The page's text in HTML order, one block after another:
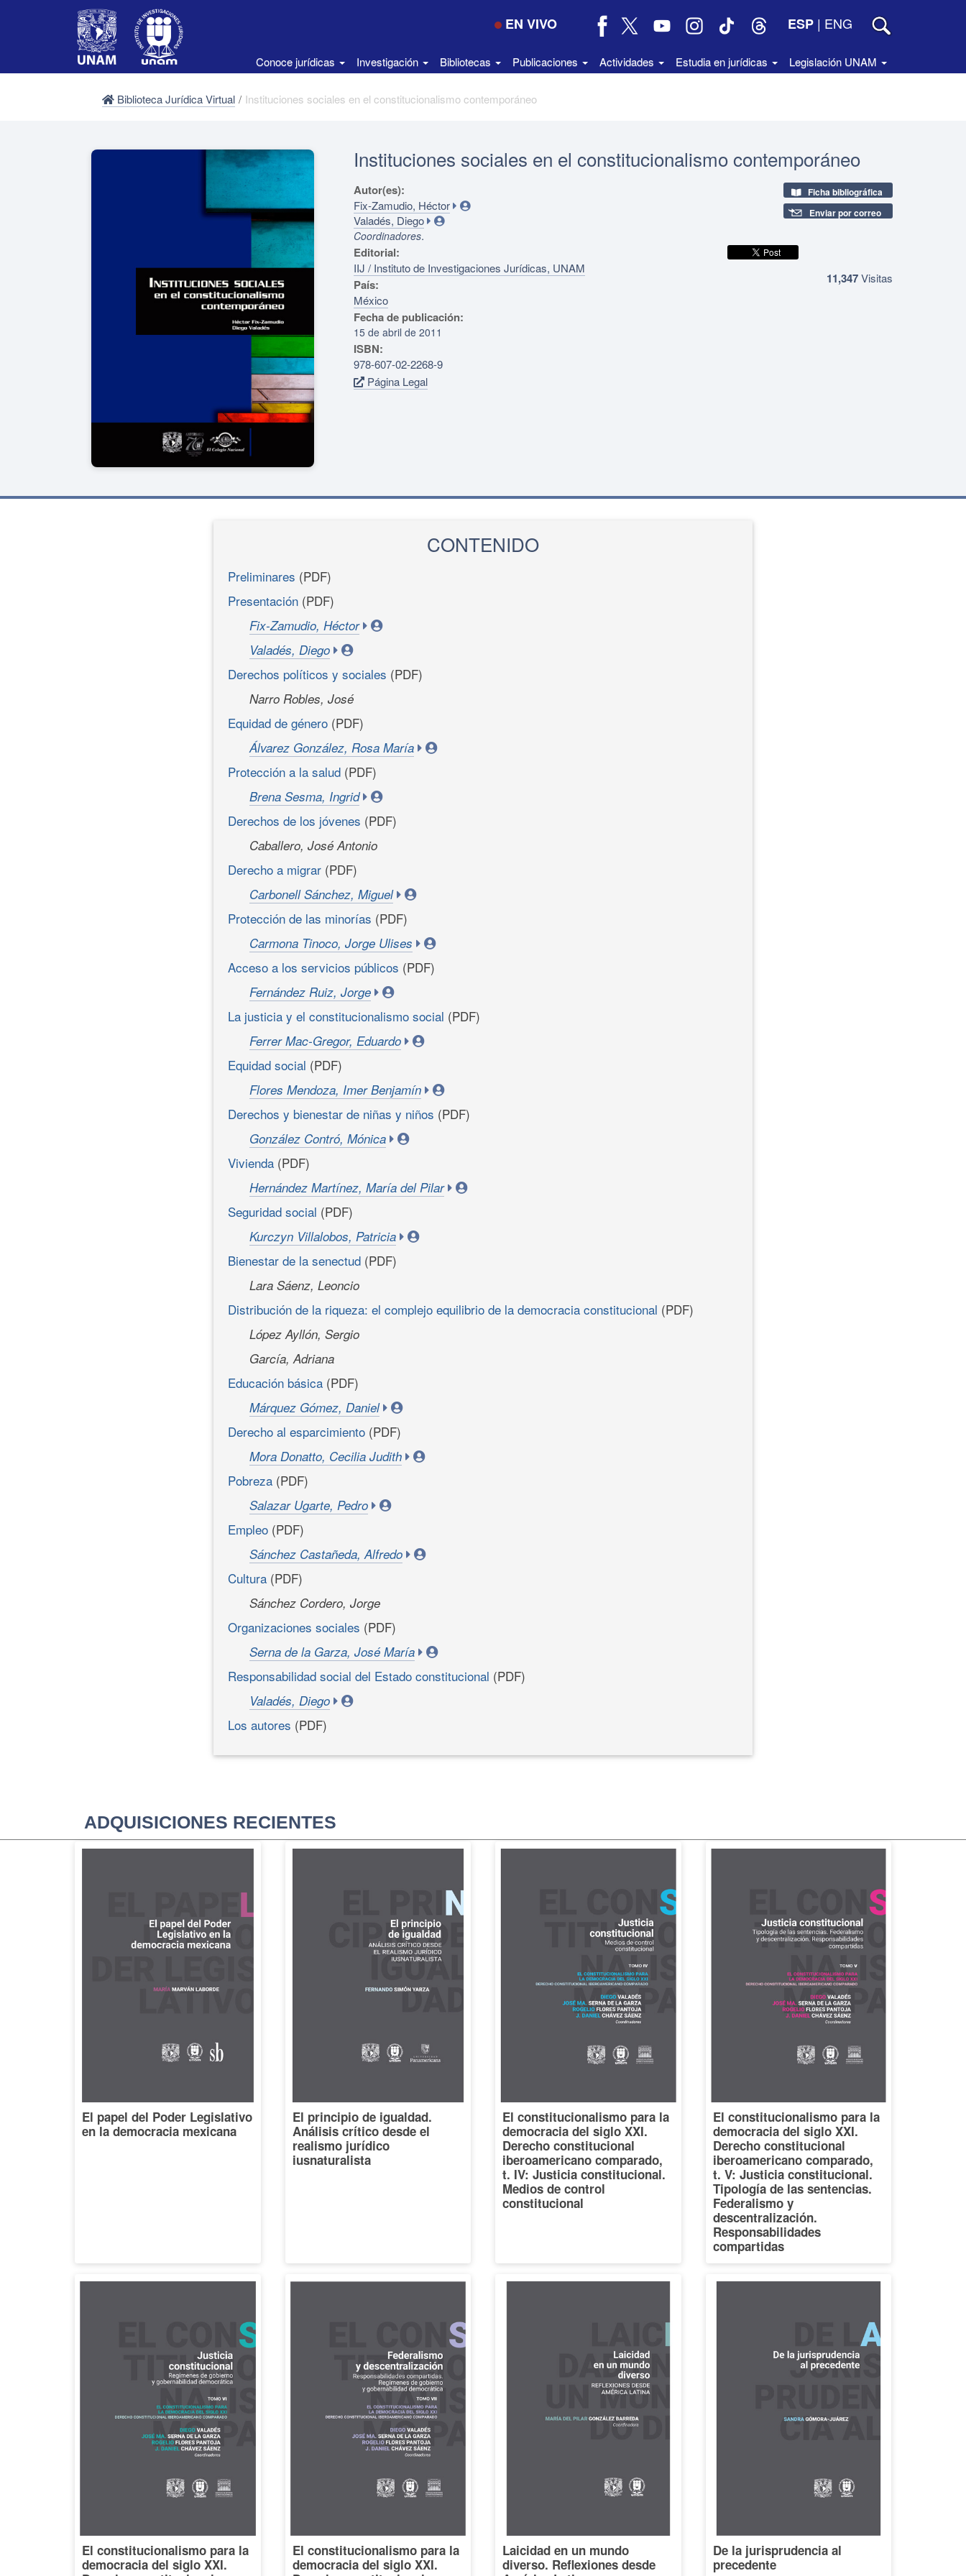
EN VIVO ESP | ENG
Conoce jurídicas Investigación Bibliotecas Publicaciones Actividades Estudia en jurídicas Legislación UNAM
Biblioteca Jurídica Virtual / Instituciones sociales en el constitucionalismo contemporáneo
Instituciones sociales en el constitucionalismo contemporáneo
Autor(es):
Fix-Zamudio, Héctor
Valadés, Diego
Coordinadores.
Editorial:
IIJ / Instituto de Investigaciones Jurídicas, UNAM
País:
México
Fecha de publicación:
15 de abril de 2011
ISBN:
978-607-02-2268-9
Página Legal
Ficha bibliográfica
Enviar por correo
11,347Visitas
CONTENIDO
Preliminares (PDF)
Presentación (PDF)
Fix-Zamudio, Héctor
Valadés, Diego
Derechos políticos y sociales (PDF)
Narro Robles, José
Equidad de género (PDF)
Álvarez González, Rosa María
Protección a la salud (PDF)
Brena Sesma, Ingrid
Derechos de los jóvenes (PDF)
Caballero, José Antonio
Derecho a migrar (PDF)
Carbonell Sánchez, Miguel
Protección de las minorías (PDF)
Carmona Tinoco, Jorge Ulises
Acceso a los servicios públicos (PDF)
Fernández Ruiz, Jorge
La justicia y el constitucionalismo social (PDF)
Ferrer Mac-Gregor, Eduardo
Equidad social (PDF)
Flores Mendoza, Imer Benjamín
Derechos y bienestar de niñas y niños (PDF)
González Contró, Mónica
Vivienda (PDF)
Hernández Martínez, María del Pilar
Seguridad social (PDF)
Kurczyn Villalobos, Patricia
Bienestar de la senectud (PDF)
Lara Sáenz, Leoncio
Distribución de la riqueza: el complejo equilibrio de la democracia constitucional (PDF)
López Ayllón, Sergio
García, Adriana
Educación básica (PDF)
Márquez Gómez, Daniel
Derecho al esparcimiento (PDF)
Mora Donatto, Cecilia Judith
Pobreza (PDF)
Salazar Ugarte, Pedro
Empleo (PDF)
Sánchez Castañeda, Alfredo
Cultura (PDF)
Sánchez Cordero, Jorge
Organizaciones sociales (PDF)
Serna de la Garza, José María
Responsabilidad social del Estado constitucional (PDF)
Valadés, Diego
Los autores (PDF)
ADQUISICIONES RECIENTES
El papel del Poder Legislativo
en la democracia mexicana
El principio de igualdad.
Análisis crítico desde el
realismo jurídico
iusnaturalista
El constitucionalismo para la
democracia del siglo XXI.
Derecho constitucional
iberoamericano comparado,
t. IV: Justicia constitucional.
Medios de control
constitucional
El constitucionalismo para la
democracia del siglo XXI.
Derecho constitucional
iberoamericano comparado,
t. V: Justicia constitucional.
Tipología de las sentencias.
Federalismo y
descentralización.
Responsabilidades
compartidas
El constitucionalismo para la
democracia del siglo XXI.
El constitucionalismo para la
democracia del siglo XXI.
Laicidad en un mundo
diverso. Reflexiones desde
De la jurisprudencia al
precedente